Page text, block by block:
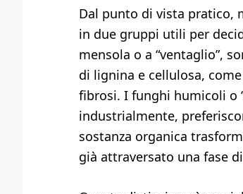
Dal punto di vista pratico,
in due gruppi utili per
mensola o a “ventaglio”,
di lignina e cellulosa,
fibrosi. I funghi humicoli o
industrialmente,
sostanza organica
già attraversato una fase